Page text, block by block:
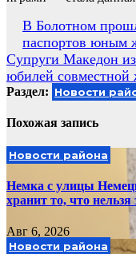
Навигация
по
записям
В Болотном
паспортов юным
Супруги Македон
юбилей совместной
Раздел: Новости
Похожая запись
Новости района
Немка с улицы
хранит то, что нельзя
Авг 6, 2026
Новости района